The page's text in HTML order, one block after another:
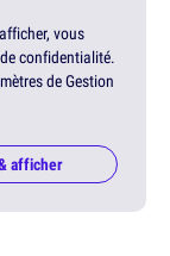
vous
confidentialité.
de Gestion
afficher